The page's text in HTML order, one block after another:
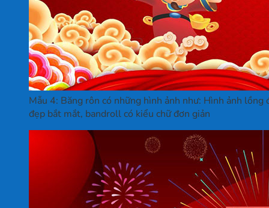
Mẫu 4: Băng rôn có những hình ảnh như: Hình ảnh
đẹp bắt mắt, bandroll có kiểu chữ đơn giản